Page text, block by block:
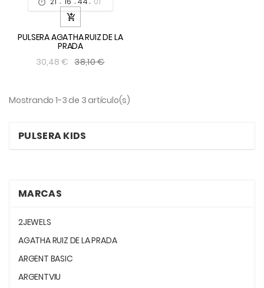

PULSERA AGATHA RUIZ DE LA
PRADA
30,48 € 38,10 €
Mostrando 1-3 de 3 artículo(s)
PULSERA KIDS
MARCAS
2JEWELS
AGATHA RUIZ DE LA PRADA
ARGENT BASIC
ARGENTVIU